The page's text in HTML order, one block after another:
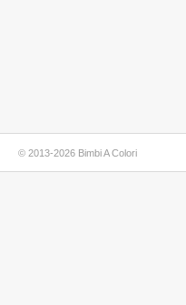
© 2013-2026 Bimbi A Colori